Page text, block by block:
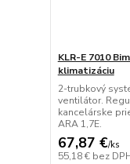
KLR-E 7010
klimatizáciu
2-trubkový
ventilátor.
kancelárske
ARA 1,7E.
67,87 €/ks
55,18 € bez